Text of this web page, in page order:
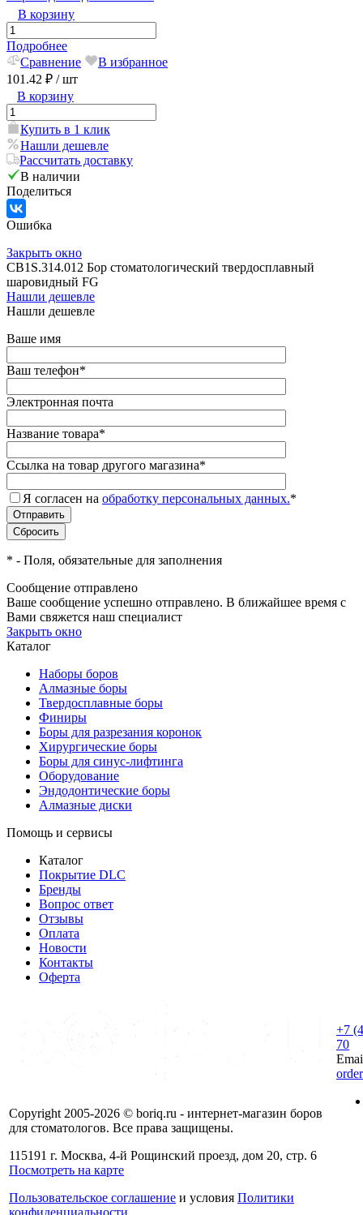
В корзину
Подробнее
Сравнение
В избранное
101.42 ₽ / шт
В корзину
Купить в 1 клик
Нашли дешевле
Рассчитать доставку
В наличии
Поделиться
Ошибка
Закрыть окно
CB1S.314.012 Бор стоматологический твердосплавный
шаровидный FG
Нашли дешевле
Нашли дешевле
Ваше имя
Ваш телефон*
Электронная почта
Название товара*
Ссылка на товар другого магазина*
Я согласен на обработку персональных данных.*
* - Поля, обязательные для заполнения
Сообщение отправлено
Ваше сообщение успешно отправлено. В ближайшее время с
Вами свяжется наш специалист
Закрыть окно
Каталог
Наборы боров
Алмазные боры
Твердосплавные боры
Финиры
Боры для разрезания коронок
Хирургические боры
Боры для синус-лифтинга
Оборудование
Эндодонтические боры
Алмазные диски
Помощь и сервисы
Каталог
Покрытие DLC
Бренды
Вопрос ответ
Отзывы
Оплата
Новости
Контакты
Оферта
Copyright 2005-2026 © boriq.ru - интернет-магазин боров
для стоматологов. Все права защищены.
115191 г. Москва, 4-й Рощинский проезд, дом 20, стр. 6
Посмотреть на карте
Пользовательское соглашение и условия Политики
+7
70